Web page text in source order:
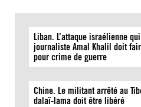
Liban. L’attaque israélienne
journaliste Amal Khalil doit
pour crime de guerre
Chine. Le militant arrêté au
dalaï-lama doit être libéré